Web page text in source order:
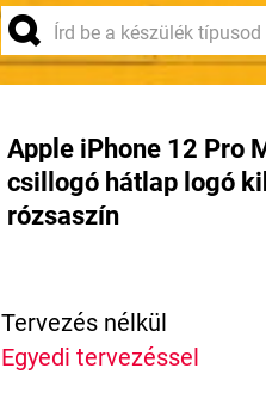
Apple iPhone 12 Pro
csillogó hátlap logó
rózsaszín
Tervezés nélkül
Egyedi tervezéssel